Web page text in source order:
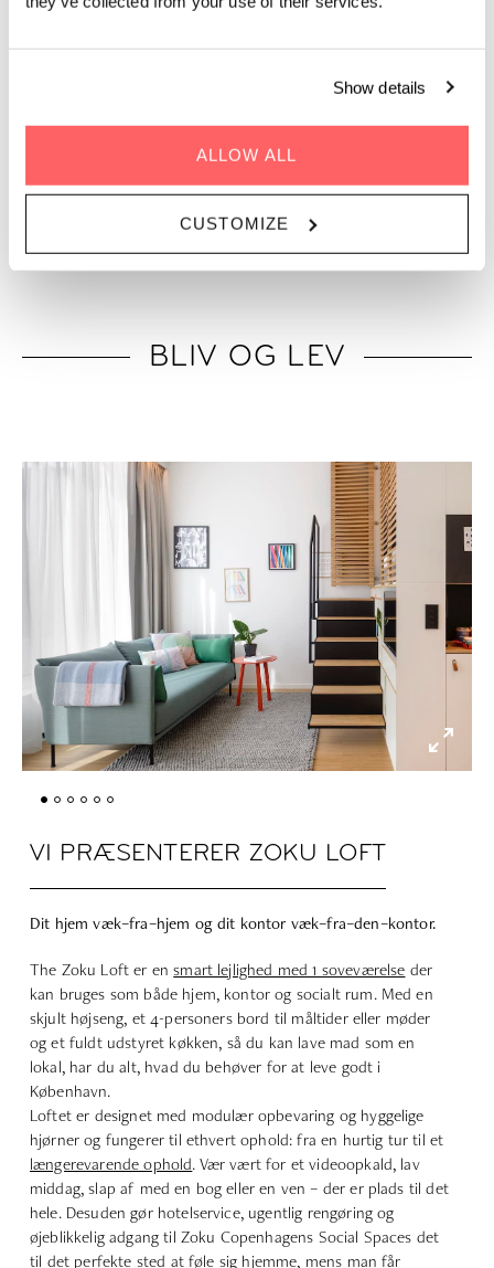
Show details
ALLOW ALL
CUSTOMIZE
“De 9 bedste hoteller i København netop nu”
BLIV OG LEV
VI PRÆSENTERER ZOKU LOFT
Dit hjemvæk–fra–hjem og dit kontor væk–fra–den–kontor.
The Zoku Loft er ensmart lejlighed med 1 soveværelse der
kan bruges som både hjem, kontor og socialt rum. Med en
skjult højseng, et 4-personers bord til måltider eller møder
og et fuldt udstyret køkken, så du kan lave mad som en
lokal, har du alt, hvad du behøver for at leve godt i
København.
Loftet er designet med modulær opbevaring og hyggelige
hjørner og fungerer til ethvert ophold: fra en hurtig tur til et
længerevarende ophold. Vær vært for et videoopkald, lav
middag, slap af med en bog eller en ven – der er plads til det
hele. Desuden gør hotelservice, ugentlig rengøring og
øjeblikkelig adgang til Zoku Copenhagens Social Spaces det
til det perfekte sted at føle sig hjemme, mens man får